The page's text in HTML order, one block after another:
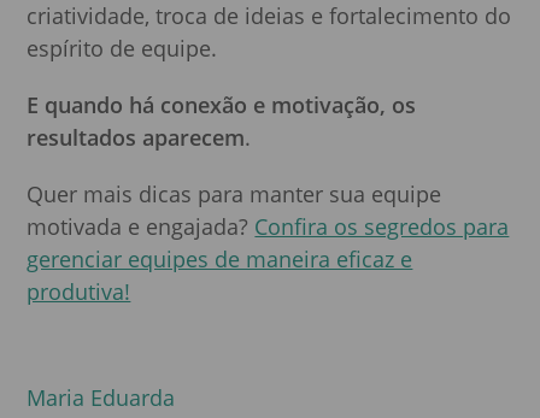
criatividade, troca de ideias e fortalecimento do
espírito de equipe.
E quando há conexão e motivação, os
resultados aparecem.
Quer mais dicas para manter sua equipe
motivada e engajada? Confira os segredos para
gerenciar equipes de maneira eficaz e
produtiva!
Maria Eduarda